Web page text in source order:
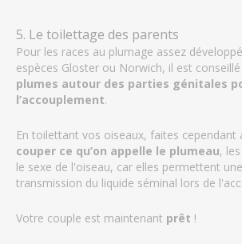
5. Le toilettage des parents
Pour les races au plumage assez
espèces Gloster ou Norwich, il est
plumes autour des parties génitales
l’accouplement.
En toilettant vos oiseaux, faites cependant
couper ce qu’on appelle le plumeau,
le sexe de l'oiseau, car elles permettent
transmission du liquide séminal lors de
Votre couple est maintenant prêt !